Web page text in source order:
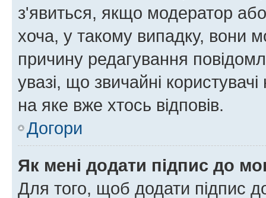
з'явиться, якщо модератор
хоча, у такому випадку, вони
причину редагування
увазі, що звичайні
на яке вже хтось відповів.
Догори
Як мені додати підпис до
Для того, щоб додати підпис